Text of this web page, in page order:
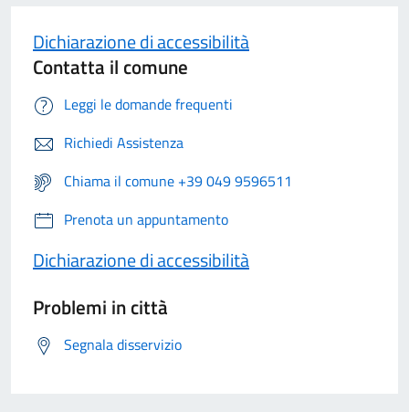
Dichiarazione di accessibilità
Contatta il comune
Leggi le domande frequenti
Richiedi Assistenza
Chiama il comune +39 049 9596511
Prenota un appuntamento
Dichiarazione di accessibilità
Problemi in città
Segnala disservizio